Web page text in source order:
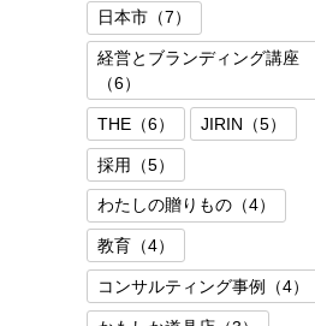
日本市（7）
経営とブランディング講座
（6）
THE（6） JIRIN（5）
採用（5）
わたしの贈りもの（4）
教育（4）
コンサルティング事例（4）